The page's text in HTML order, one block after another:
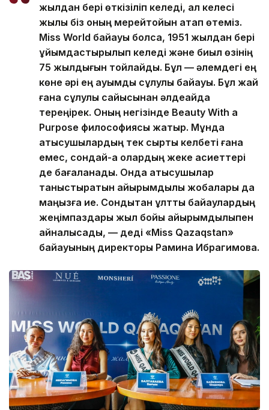
жылдан бері өткізіліп келеді, ал келесі
жылы біз оның мерейтойын атап өтеміз.
Miss World байқауы болса, 1951 жылдан бері
ұйымдастырылып келеді және биыл өзінің
75 жылдығын тойлайды. Бұл — әлемдегі ең
көне әрі ең ауқымды сұлулық байқауы. Бұл жай
ғана сұлулық сайысынан әлдеқайда
тереңірек. Оның негізінде Beauty With a
Purpose философиясы жатыр. Мұнда
қатысушылардың тек сыртқы келбеті ғана
емес, сондай-ақ олардың жеке қасиеттері
де бағаланады. Онда қатысушылар
таныстыратын қайырымдылық жобалары да
маңызға ие. Сондықтан ұлттық байқаулардың
жеңімпаздары жыл бойы қайырымдылықпен
айналысады, — деді «Miss Qazaqstan»
байқауының директоры Рамина Ибрагимова.